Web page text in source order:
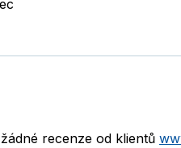
recenze od klientů